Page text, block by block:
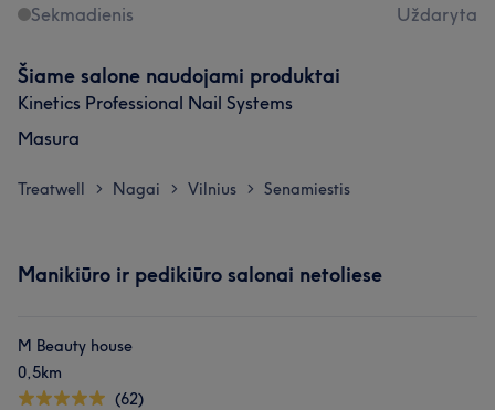
Sekmadienis
Uždaryta
Šiame salone naudojami produktai
Kinetics Professional Nail Systems
Masura
Treatwell > Nagai > Vilnius > Senamiestis
Manikiūro ir pedikiūro salonai netoliese
M Beauty house
0,5km
(62)